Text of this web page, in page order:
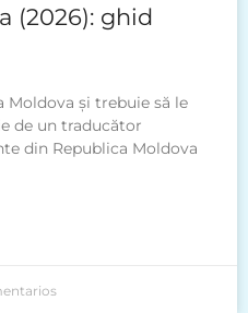
(2026): ghid
Moldova și trebuie să le
de un traducător
din Republica Moldova